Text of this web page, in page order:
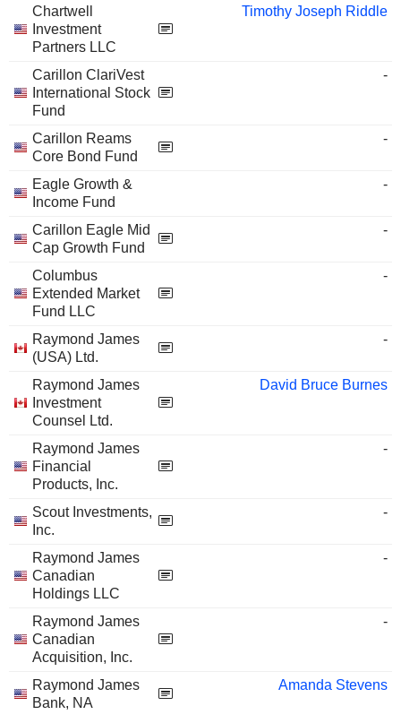
Chartwell
Investment
Partners LLC
Timothy Joseph Riddle
Carillon ClariVest
International Stock
Fund
-
Carillon Reams
Core Bond Fund
-
Eagle Growth &
Income Fund
-
Carillon Eagle Mid
Cap Growth Fund
-
Columbus
Extended Market
Fund LLC
-
Raymond James
(USA) Ltd.
-
Raymond James
Investment
Counsel Ltd.
David Bruce Burnes
Raymond James
Financial
Products, Inc.
-
Scout Investments,
Inc.
-
Raymond James
Canadian
Holdings LLC
-
Raymond James
Canadian
Acquisition, Inc.
-
Raymond James
Bank, NA
Amanda Stevens